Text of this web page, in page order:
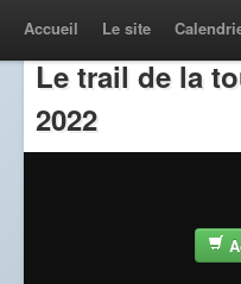
Accueil Le site
Le trail de la
2022